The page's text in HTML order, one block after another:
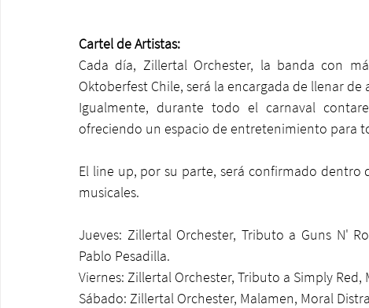
Cartel de Artistas:
Cada día, Zillertal Orchester, la banda con
Oktoberfest Chile, será la encargada de llenar de
Igualmente, durante todo el carnaval
ofreciendo un espacio de entretenimiento para
El line up, por su parte, será confirmado dentro
musicales.
Jueves: Zillertal Orchester, Tributo a Guns N'
Pablo Pesadilla.
Viernes: Zillertal Orchester, Tributo a Simply
Sábado: Zillertal Orchester, Malamen, Moral